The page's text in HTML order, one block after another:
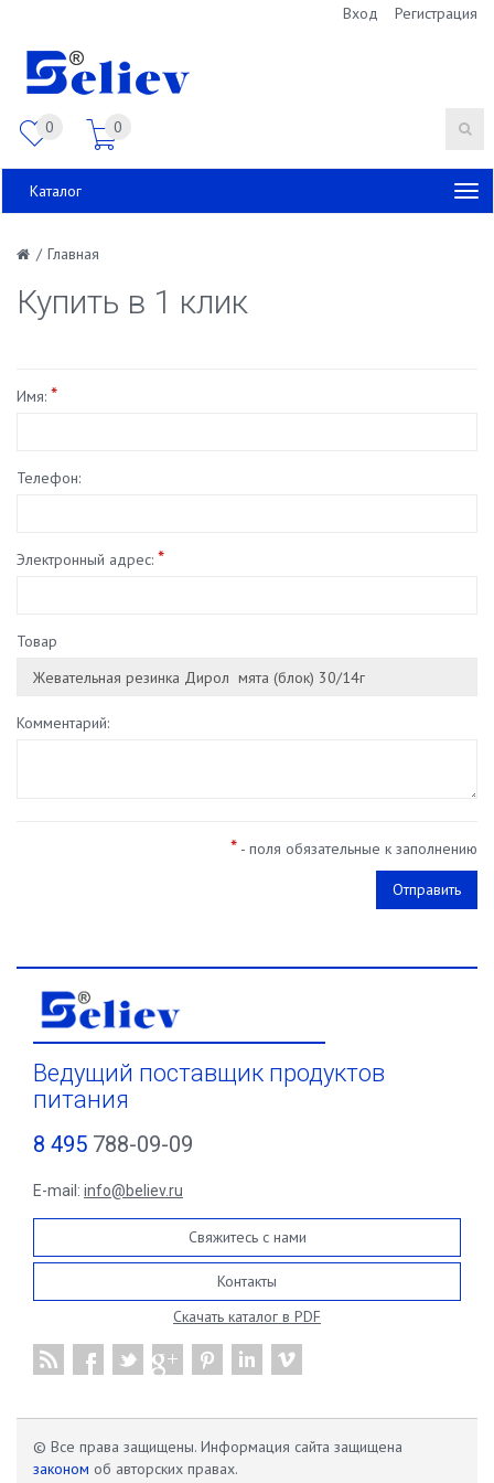
Вход Регистрация
0 0
Каталог
/ Главная
Купить в 1 клик
Имя: *
Телефон:
Электронный адрес: *
Товар
Комментарий:
* - поля обязательные к заполнению
Ведущий поставщик продуктов
питания
8 495 788-09-09
E-mail: info@believ.ru
Свяжитесь с нами
Контакты
Скачать каталог в PDF
© Все права защищены. Информация сайта защищена
законом об авторских правах.